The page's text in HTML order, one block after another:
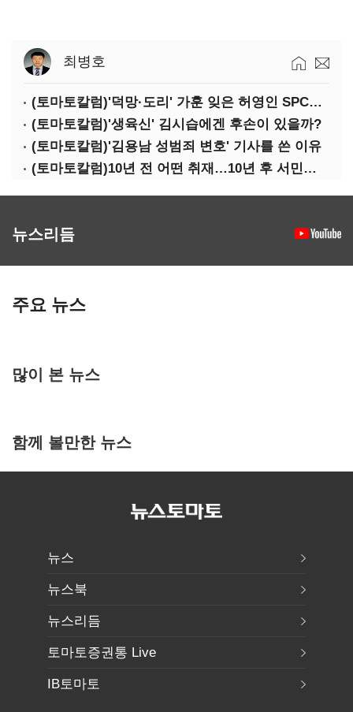
최병호
(토마토칼럼)'덕망·도리' 가훈 잊은 허영인 SPC그룹 회장
(토마토칼럼)'생육신' 김시습에겐 후손이 있을까?
(토마토칼럼)'김용남 성범죄 변호' 기사를 쓴 이유
(토마토칼럼)10년 전 어떤 취재…10년 후 서민석·박상용
뉴스리듬
주요 뉴스
많이 본 뉴스
함께 볼만한 뉴스
뉴스
뉴스북
뉴스리듬
토마토증권통 Live
IB토마토